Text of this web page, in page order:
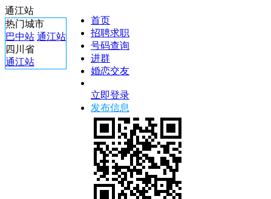
通江站
热门城市
巴中站 通江站
四川省
通江站
首页
招聘求职
号码查询
进群
婚恋交友
立即登录
发布信息